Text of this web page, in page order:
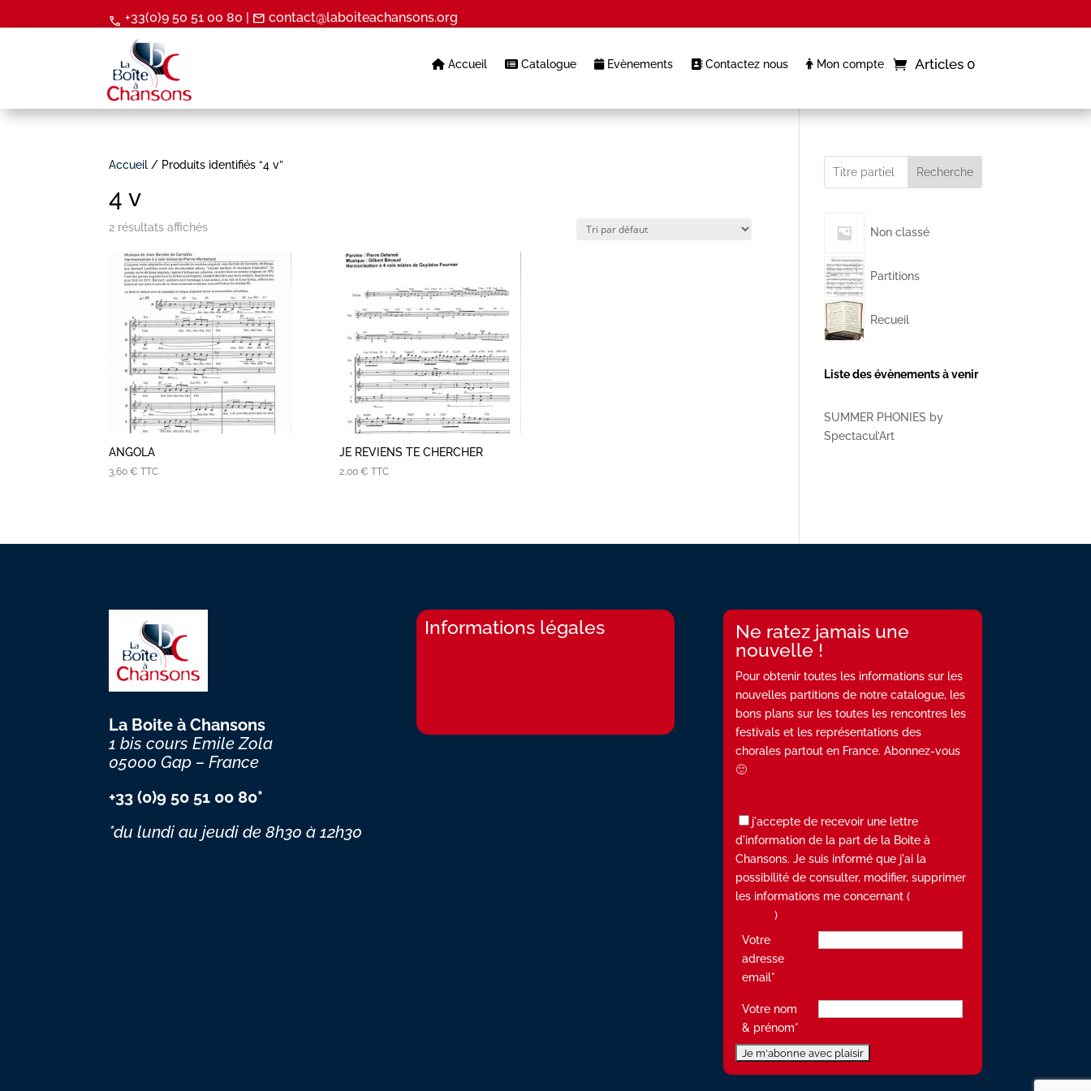
call +33(0)9 50 51 00 80 | mail contact@laboiteachansons.org
Accueil Catalogue Evènements Contactez nous Mon compte Articles 0
Accueil / Produits identifiés “4 v”
4 v
2 résultats affichés
ANGOLA
3,60€ TTC
JE REVIENS TE CHERCHER
2,00 € TTC
Recherche
Non classé
Partitions
Recueil
Liste des évènements à venir
SUMMER PHONIES by
Spectacul’Art
La Boite à Chansons
1 bis cours Emile Zola
05000 Gap – France
+33 (0)9 50 51 00 80*
*du lundi au jeudide 8h30 à 12h30
Informations légales
Ne ratez jamais une
nouvelle !
Pour obtenir toutes les informations sur les
nouvelles partitions de notre catalogue, les
bons plans sur les toutes les rencontres les
festivals et les représentations des
chorales partout en France. Abonnez-vous
🙂
j'accepte de recevoir une lettre
d'information de la part de la Boite à
Chansons. Je suis informé que j'ai la
possibilité de consulter, modifier, supprimer
les informations me concernant (
)
Votre
adresse
email*
Votre nom
& prénom*